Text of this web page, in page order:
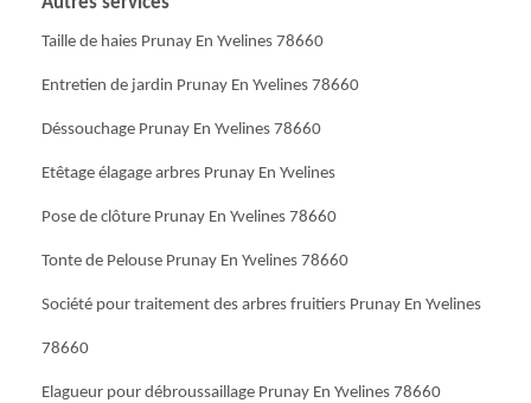
Taille de haies Prunay En Yvelines 78660
Entretien de jardin Prunay En Yvelines 78660
Déssouchage Prunay En Yvelines 78660
Etêtage élagage arbres Prunay En Yvelines
Pose de clôture Prunay En Yvelines 78660
Tonte de Pelouse Prunay En Yvelines 78660
Société pour traitement des arbres fruitiers Prunay En Yvelines
78660
Elagueur pour débroussaillage Prunay En Yvelines 78660